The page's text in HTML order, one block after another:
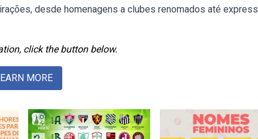
desde homenagens a clubes renomados até
click the button below.
MORE